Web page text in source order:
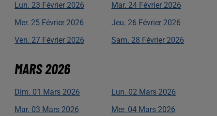
Lun. 23 Février 2026 Mar. 24 Février 2026
Mer. 25 Février 2026 Jeu. 26 Février 2026
Ven. 27 Février 2026 Sam. 28 Février 2026
MARS2026
Dim. 01 Mars 2026 Lun. 02 Mars 2026
Mar. 03 Mars 2026 Mer. 04 Mars 2026